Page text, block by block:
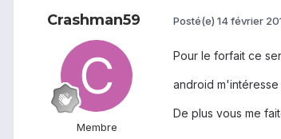
Crashman59
Membre
Posté(e) 14 février
Pour le forfait ce
android
De plus vous me